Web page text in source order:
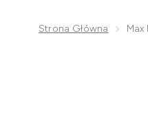
Strona Główna
Now showing image